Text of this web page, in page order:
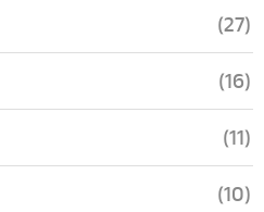
(27)
(16)
(11)
(10)